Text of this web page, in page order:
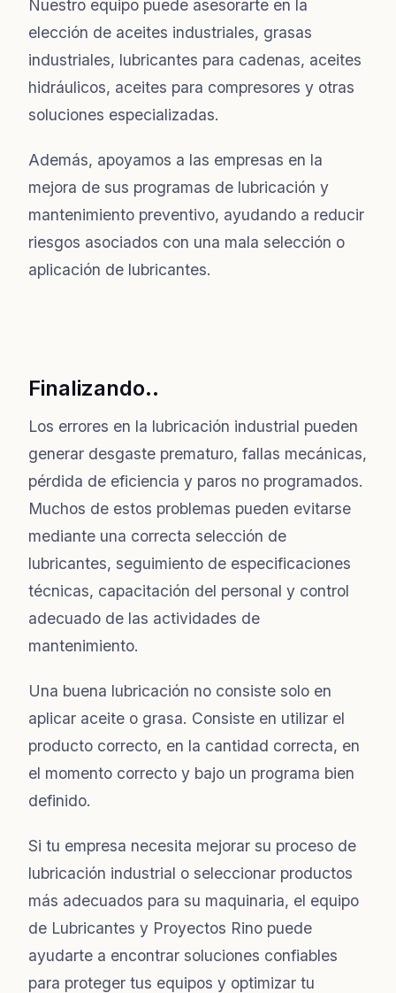
Nuestro equipo puede asesorarte en la
elección de aceites industriales, grasas
industriales, lubricantes para cadenas, aceites
hidráulicos, aceites para compresores y otras
soluciones especializadas.
Además, apoyamos a las empresas en la
mejora de sus programas de lubricación y
mantenimiento preventivo, ayudando a reducir
riesgos asociados con una mala selección o
aplicación de lubricantes.
Finalizando..
Los errores en la lubricación industrial pueden
generar desgaste prematuro, fallas mecánicas,
pérdida de eficiencia y paros no programados.
Muchos de estos problemas pueden evitarse
mediante una correcta selección de
lubricantes, seguimiento de especificaciones
técnicas, capacitación del personal y control
adecuado de las actividades de
mantenimiento.
Una buena lubricación no consiste solo en
aplicar aceite o grasa. Consiste en utilizar el
producto correcto, en la cantidad correcta, en
el momento correcto y bajo un programa bien
definido.
Si tu empresa necesita mejorar su proceso de
lubricación industrial o seleccionar productos
más adecuados para su maquinaria, el equipo
de Lubricantes y Proyectos Rino puede
ayudarte a encontrar soluciones confiables
para proteger tus equipos y optimizar tu